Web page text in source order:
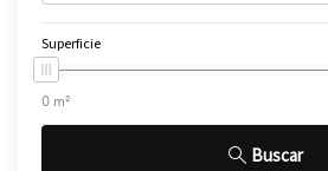
Superficie
Buscar